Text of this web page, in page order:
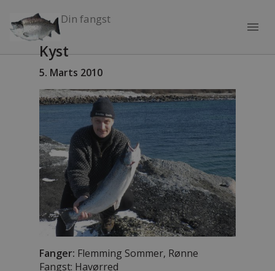
Din fangst
menu
Kyst
5. Marts 2010
Fanger: Flemming Sommer, Rønne
Fangst: Havørred